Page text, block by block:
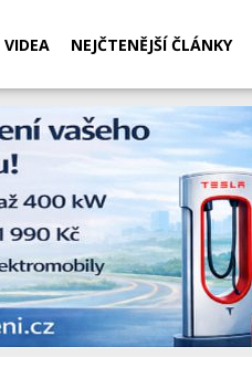
VIDEA NEJČTENĚJŠÍ ČLÁNKY